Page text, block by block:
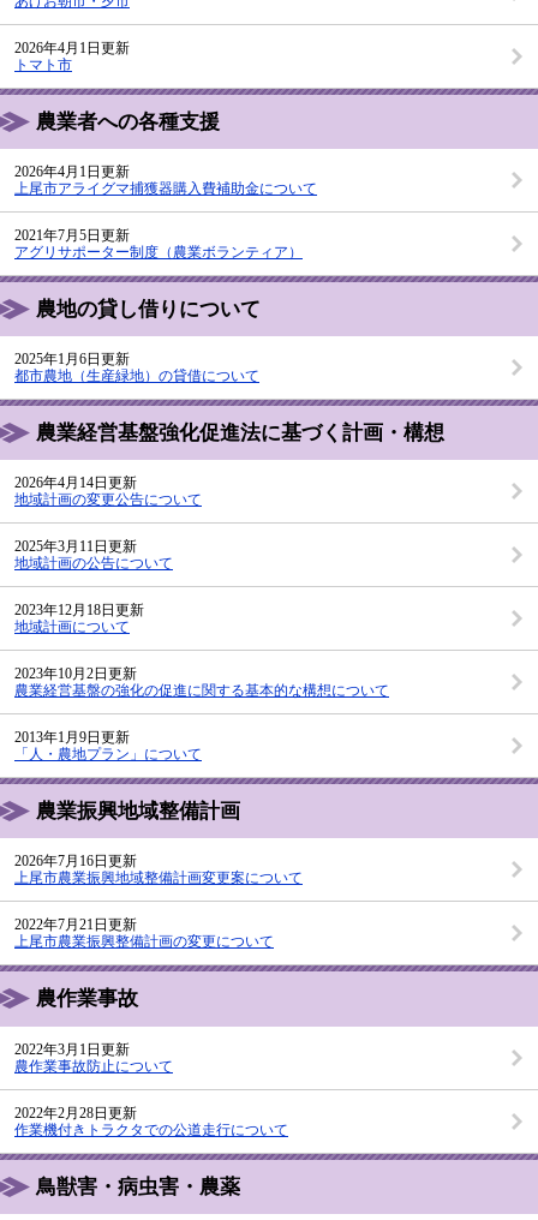
2026年4月1日更新
トマト市
農業者への各種支援
2026年4月1日更新
上尾市アライグマ捕獲器購入費補助金について
2021年7月5日更新
アグリサポーター制度（農業ボランティア）
農地の貸し借りについて
2025年1月6日更新
都市農地（生産緑地）の貸借について
農業経営基盤強化促進法に基づく計画・構想
2026年4月14日更新
地域計画の変更公告について
2025年3月11日更新
地域計画の公告について
2023年12月18日更新
地域計画について
2023年10月2日更新
農業経営基盤の強化の促進に関する基本的な構想について
2013年1月9日更新
「人・農地プラン」について
農業振興地域整備計画
2026年7月16日更新
上尾市農業振興地域整備計画変更案について
2022年7月21日更新
上尾市農業振興整備計画の変更について
農作業事故
2022年3月1日更新
農作業事故防止について
2022年2月28日更新
作業機付きトラクタでの公道走行について
鳥獣害・病虫害・農薬